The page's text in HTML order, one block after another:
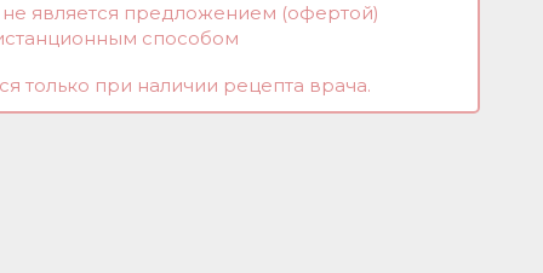
является предложением (офертой)
способом
только при наличии рецепта врача.